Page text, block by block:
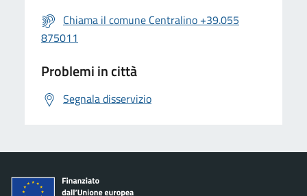
Chiama il comune Centralino +39.055
875011
Problemi in città
Segnala disservizio